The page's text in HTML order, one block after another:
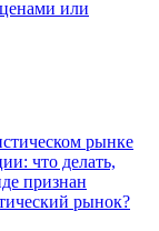
или
рынке
что делать,
признан
рынок?